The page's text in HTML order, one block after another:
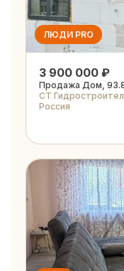
ЛЮДИ PRO
3 900 000 ₽
Продажа Дом,
СТ
Россия